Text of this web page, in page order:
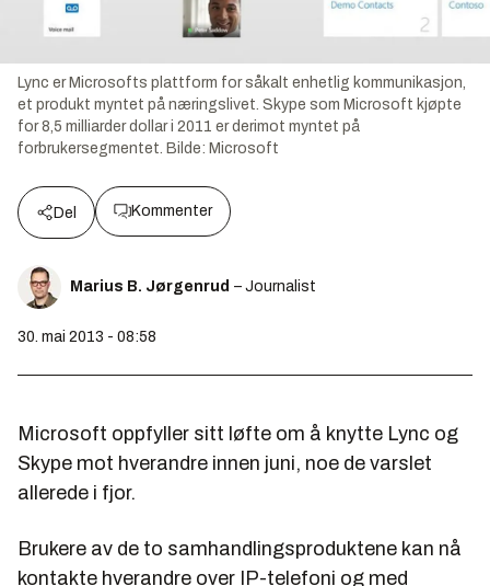
Lync er Microsofts plattform for såkalt enhetlig kommunikasjon,
et produkt myntet på næringslivet. Skype som Microsoft kjøpte
for 8,5 milliarder dollar i 2011 er derimot myntet på
forbrukersegmentet. Bilde: Microsoft
Del Kommenter
Marius B. Jørgenrud – Journalist
30. mai 2013 - 08:58
Microsoft oppfyller sitt løfte om å knytte Lync og
Skype mot hverandre innen juni, noe de varslet
allerede i fjor.
Brukere av de to samhandlingsproduktene kan nå
kontakte hverandre over IP-telefoni og med